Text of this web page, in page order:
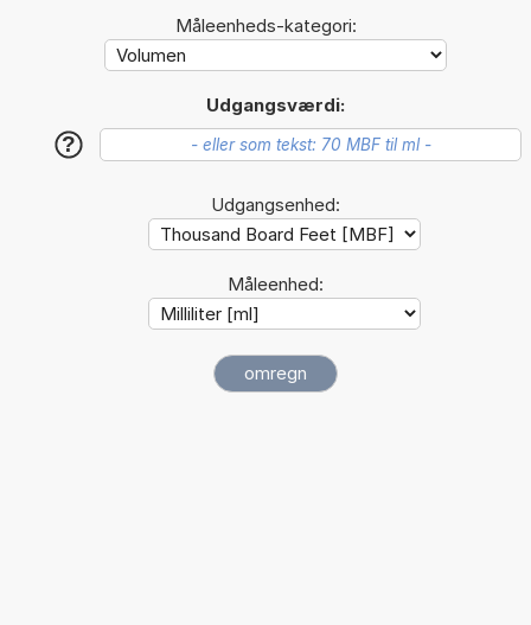
Måleenheds-kategori:
Udgangsværdi:
?
Udgangsenhed:
Måleenhed: